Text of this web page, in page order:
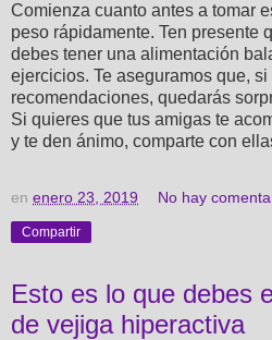
Comienza cuanto antes a tomar
peso rápidamente. Ten presente
debes tener una alimentación
ejercicios. Te aseguramos que,
recomendaciones, quedarás
Si quieres que tus amigas te
y te den ánimo, comparte con
en enero 23, 2019 No hay
Compartir
Esto es lo que debes
de vejiga hiperactiva